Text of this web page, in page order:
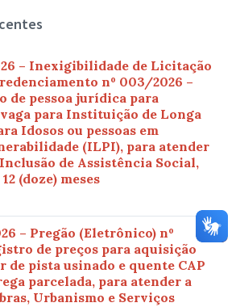
– Inexigibilidade de Licitação
nº 003/2026 –
de pessoa jurídica para
para Instituição de Longa
Idosos ou pessoas em
(ILPI), para atender
de Assistência Social,
(doze) meses
– Pregão (Eletrônico) nº
de preços para aquisição
de pista usinado e quente CAP
parcelada, para atender a
Urbanismo e Serviços